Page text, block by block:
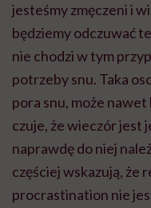
jesteśmy zmęczeni i
będziemy odczuwać
nie chodzi w tym
potrzeby snu. Taka
pora snu, może
czuje, że wieczór jest
naprawdę do niej
częściej wskazują, że
procrastination nie